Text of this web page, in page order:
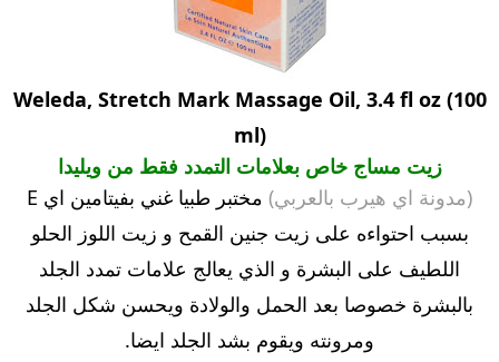
Weleda, Stretch Mark Massage Oil, 3.4 fl oz (100
ml)
زيت مساج خاص بعلامات التمدد فقط من ويليدا
(مدونة اي هيرب بالعربي)
مختبر طبيا غني بفيتامين اي E
بسبب احتواءه على زيت جنين القمح و زيت اللوز الحلو
اللطيف على البشرة و الذي يعالج علامات تمدد الجلد
بالبشرة خصوصا بعد الحمل والولادة ويحسن شكل الجلد
ومرونته ويقوم بشد الجلد ايضا.